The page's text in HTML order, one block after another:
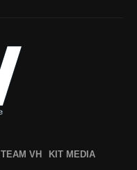
TEAM VH KIT MEDIA